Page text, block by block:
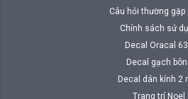
Câu hỏi thường gặp
Chính sách sử
Decal Oracal
Decal gạch
Decal dán kính 2
Trang trí Noel